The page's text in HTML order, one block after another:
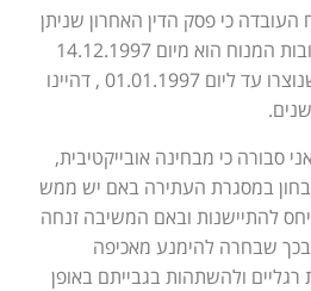
העובדה כי פסק הדין האחרון שניתן
לטובת המשיבה בעניין חובות המנוח הוא מיום 14.12.1997
בגין חובות ארנונה ומים שנוצרו עד ליום 01.01.1997 , דהיינו
סבורה כי מבחינה אובייקטיבית,
לבחון במסגרת העתירה באם יש ממש
להתיישנות ובאם המשיבה זנחה
שבחרה להימנע מאכיפה
רגליים ולהשתהות בגבייתם באופן